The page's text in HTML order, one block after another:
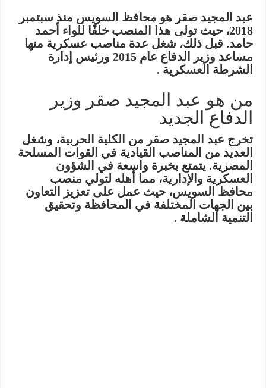
عبد المجيد صقر هو محافظ السويس منذ سبتمبر
2018، حيث تولى هذا المنصب خلفًا للواء أحمد
حامد. قبل ذلك، شغل عدة مناصب عسكرية منها
مساعد وزير الدفاع عام 2015 ورئيس إدارة
الشرطة العسكرية .
من هو عبد المجيد صقر وزير
الدفاع الجديد
تخرج عبد المجيد صقر من الكلية الحربية، وشغل
العديد من المناصب القيادية في القوات المسلحة
المصرية. يتمتع بخبرة واسعة في الشؤون
العسكرية والإدارية، مما أهله لتولي منصب
محافظ السويس، حيث عمل على تعزيز التعاون
بين الجهات المختلفة في المحافظة وتحقيق
التنمية الشاملة .